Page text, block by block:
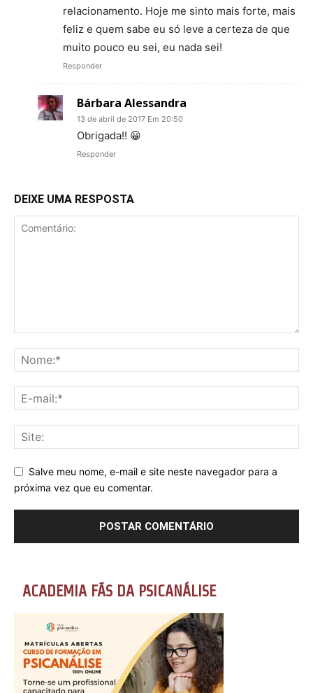
relacionamento. Hoje me sinto mais forte, mais
feliz e quem sabe eu só leve a certeza de que
muito pouco eu sei, eu nada sei!
Responder
Bárbara Alessandra
13 de abril de 2017 Em 20:50
Obrigada!! 😀
Responder
DEIXE UMA RESPOSTA
Salve meu nome, e-mail e site neste navegador para a
próxima vez que eu comentar.
ACADEMIA FÃS DA PSICANÁLISE